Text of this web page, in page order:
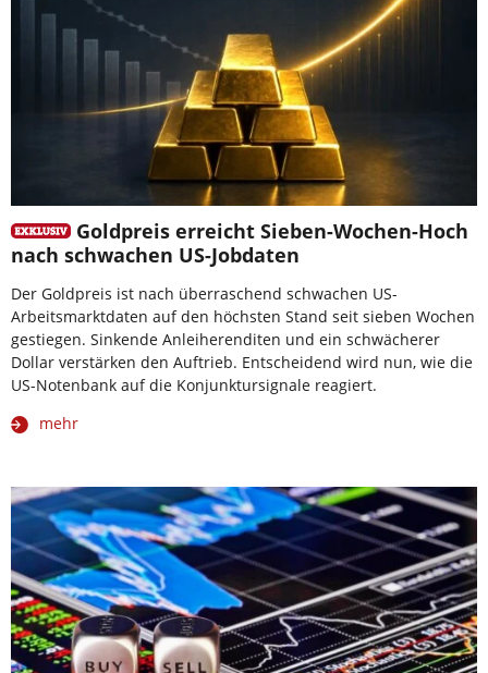
Goldpreis erreicht Sieben-Wochen-Hoch
nach schwachen US-Jobdaten
Der Goldpreis ist nach überraschend schwachen US-
Arbeitsmarktdaten auf den höchsten Stand seit sieben Wochen
gestiegen. Sinkende Anleiherenditen und ein schwächerer
Dollar verstärken den Auftrieb. Entscheidend wird nun, wie die
US-Notenbank auf die Konjunktursignale reagiert.
mehr